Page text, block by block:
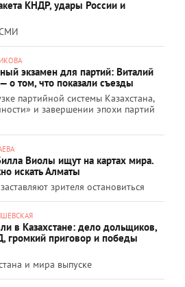
КНДР, удары России и
экзамен для партий: Виталий
о том, что показали съезды
партийной системы Казахстана,
и завершении эпохи партий
Виолы ищут на картах мира.
искать Алматы
зрителя остановиться
в Казахстане: дело дольщиков,
громкий приговор и победы
и мира выпуске